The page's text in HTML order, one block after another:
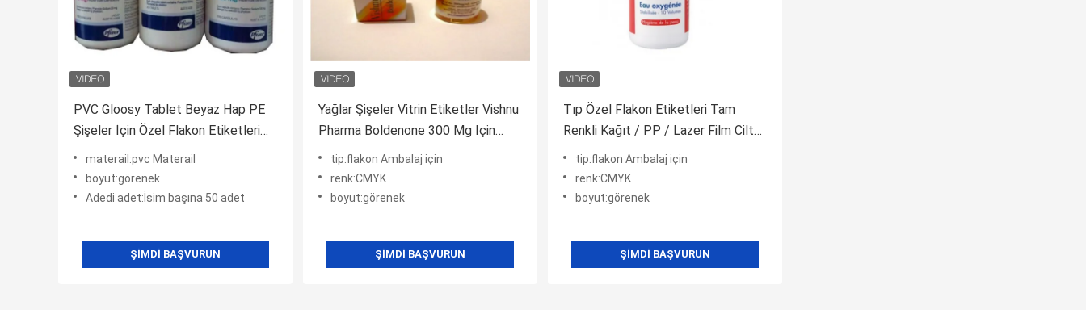
PVC Gloosy Tablet Beyaz Hap PE
Şişeler İçin Özel Flakon Etiketleri
15g 20g
materail:pvc Materail
boyut:görenek
Adedi adet:İsim başına 50 adet
ŞIMDI BAŞVURUN
Yağlar Şişeler Vitrin Etiketler Vishnu
Pharma Boldenone 300 Mg Için
Etiketler
tip:flakon Ambalaj için
renk:CMYK
boyut:görenek
ŞIMDI BAŞVURUN
Tıp Özel Flakon Etiketleri Tam
Renkli Kağıt / PP / Lazer Film Cilt
Bakımı
tip:flakon Ambalaj için
renk:CMYK
boyut:görenek
ŞIMDI BAŞVURUN